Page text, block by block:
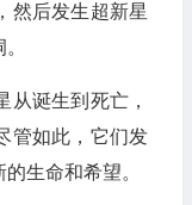
然后发生超新星
从诞生到死亡，
管如此，它们发
生命和希望。